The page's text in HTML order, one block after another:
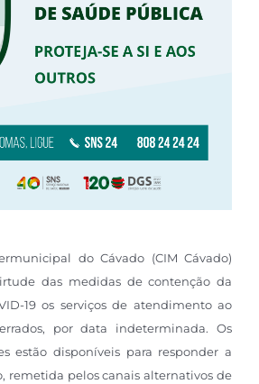
do Cávado (CIM Cávado)
das medidas de contenção da
19 os serviços de atendimento ao
por data indeterminada. Os
estão disponíveis para responder a
remetida pelos canais alternativos de